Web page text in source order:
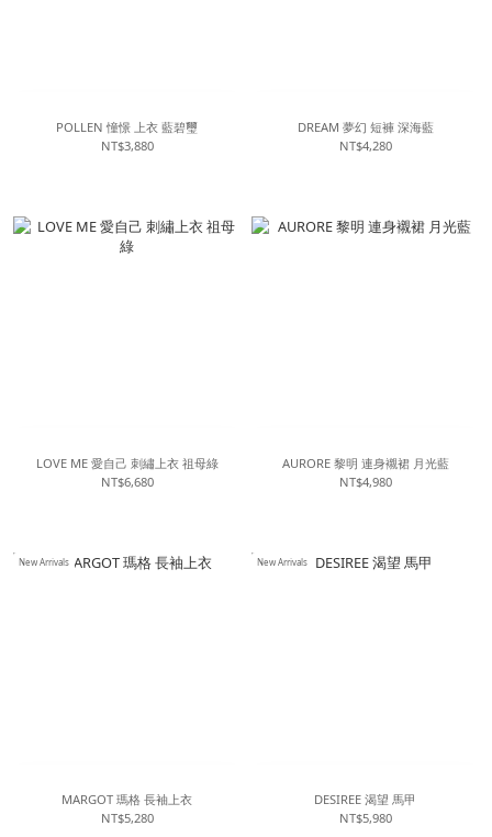
POLLEN 憧憬 上衣 藍碧璽
NT$3,880
DREAM 夢幻 短褲 深海藍
NT$4,280
LOVE ME 愛自己 刺繡上衣 祖母綠
NT$6,680
AURORE 黎明 連身襯裙 月光藍
NT$4,980
New Arrivals
MARGOT 瑪格 長袖上衣
NT$5,280
New Arrivals
DESIREE 渴望 馬甲
NT$5,980